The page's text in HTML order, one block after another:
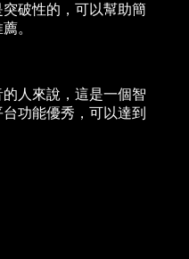
破性的，可以幫助簡
。
人來說，這是一個智
功能優秀，可以達到